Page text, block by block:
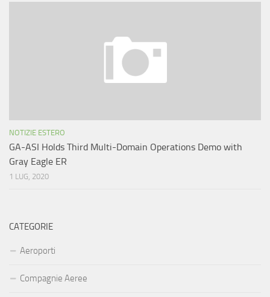
NOTIZIE ESTERO
GA-ASI Holds Third Multi-Domain Operations Demo with
Gray Eagle ER
1 LUG, 2020
CATEGORIE
Aeroporti
Compagnie Aeree